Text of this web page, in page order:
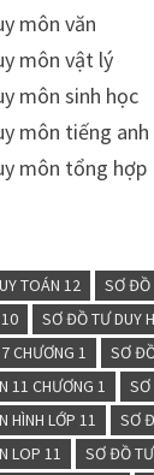
môn văn
môn vật lý
môn sinh học
môn tiếng anh
môn tổng hợp
TOÁN 12 SƠ ĐỒ
SƠ ĐỒ TƯ DUY
CHƯƠNG 1
SƠ
11 CHƯƠNG 1
HÌNH LỚP 11
SƠ
LOP 11
SƠ ĐỒ